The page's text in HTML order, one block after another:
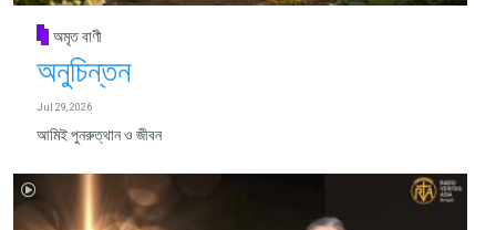
অমৃত বাণী
অনুচিন্তন
Jul 29, 2026
আমিই পুনরুত্থান ও জীবন